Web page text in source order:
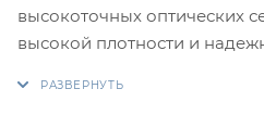
высокоточных оптических
высокой плотности и